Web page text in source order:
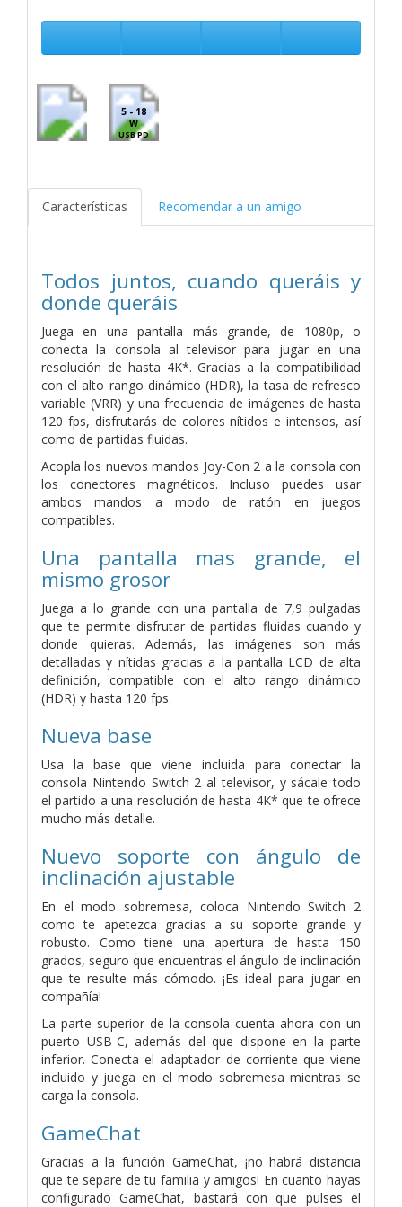
5 - 18
W
USB PD
Características Recomendar a un amigo
Todos juntos, cuando queráis y
donde queráis
Juega en una pantalla más grande, de 1080p, o
conecta la consola al televisor para jugar en una
resolución de hasta 4K*. Gracias a la compatibilidad
con el alto rango dinámico (HDR), la tasa de refresco
variable (VRR) y una frecuencia de imágenes de hasta
120 fps, disfrutarás de colores nítidos e intensos, así
como de partidas fluidas.
Acopla los nuevos mandos Joy-Con 2 a la consola con
los conectores magnéticos. Incluso puedes usar
ambos mandos a modo de ratón en juegos
compatibles.
Una pantalla mas grande, el
mismo grosor
Juega a lo grande con una pantalla de 7,9 pulgadas
que te permite disfrutar de partidas fluidas cuando y
donde quieras. Además, las imágenes son más
detalladas y nítidas gracias a la pantalla LCD de alta
definición, compatible con el alto rango dinámico
(HDR) y hasta 120 fps.
Nueva base
Usa la base que viene incluida para conectar la
consola Nintendo Switch 2 al televisor, y sácale todo
el partido a una resolución de hasta 4K* que te ofrece
mucho más detalle.
Nuevo soporte con ángulo de
inclinación ajustable
En el modo sobremesa, coloca Nintendo Switch 2
como te apetezca gracias a su soporte grande y
robusto. Como tiene una apertura de hasta 150
grados, seguro que encuentras el ángulo de inclinación
que te resulte más cómodo. ¡Es ideal para jugar en
compañía!
La parte superior de la consola cuenta ahora con un
puerto USB-C, además del que dispone en la parte
inferior. Conecta el adaptador de corriente que viene
incluido y juega en el modo sobremesa mientras se
carga la consola.
GameChat
Gracias a la función GameChat, ¡no habrá distancia
que te separe de tu familia y amigos! En cuanto hayas
configurado GameChat, bastará con que pulses el